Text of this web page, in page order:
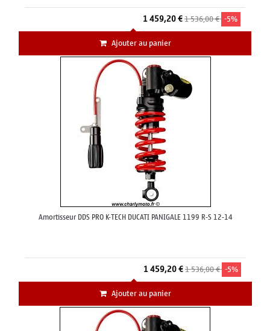
1 459,20 €1 536,00 € -5%
Ajouter au panier
Amortisseur DDS PRO K-TECH DUCATI PANIGALE 1199 R-S 12-14
1 459,20 €1 536,00 € -5%
Ajouter au panier